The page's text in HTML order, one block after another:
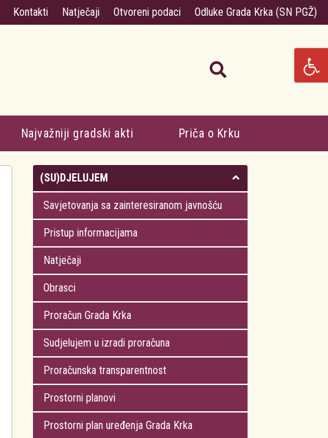
Kontakti Natječaji Otvoreni podaci Odluke Grada Krka (SN PGŽ)
Najvažniji gradski akti Priča o Krku
(SU)DJELUJEM
Savjetovanja sa zainteresiranom javnošću
Pristup informacijama
Natječaji
Obrasci
Proračun Grada Krka
Sudjelujem u izradi proračuna
Proračunska transparentnost
Prostorni planovi
Prostorni plan uređenja Grada Krka